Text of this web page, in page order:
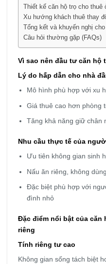
Thiết kế căn hộ trọ cho thuê
Xu hướng khách thuê thay
Tổng kết và khuyến nghị
Câu hỏi thường gặp (FAQs)
Vì sao nên đầu tư căn hộ
Lý do hấp dẫn cho nhà
Mô hình phù hợp với xu
Giá thuê cao hơn phòng
Tăng khả năng giữ chân
Nhu cầu thực tế của
Ưu tiên không gian sinh
Nấu ăn riêng, không
Đặc biệt phù hợp với
đình nhỏ
Đặc điểm nổi bật của căn
riêng
Tính riêng tư cao
Không gian sống tách biệt